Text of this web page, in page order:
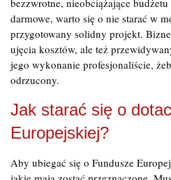
bezzwrotne, nieobciążające
darmowe, warto się o nie starać w
przygotowany solidny projekt.
ujęcia kosztów, ale też
jego wykonanie profesjonaliście,
odrzucony.
Jak starać się o
Europejskiej?
Aby ubiegać się o Fundusze